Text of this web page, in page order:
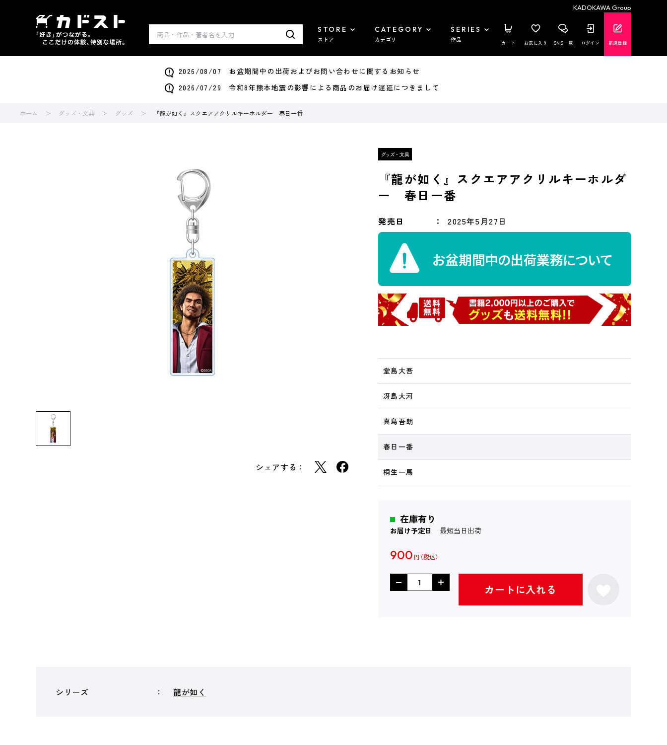
KADOKAWA Group
STORE
ストア
CATEGORY
カテゴリ
SERIES
作品 カート お気に入り SNS一覧 ログイン 新規登録
2026/08/07 お盆期間中の出荷およびお問い合わせに関するお知らせ
2026/07/29 令和8年熊本地震の影響による商品のお届け遅延につきまして
ホーム グッズ・文具 グッズ 『龍が如く』スクエアアクリルキーホルダー 春日一番
シェアする：
『龍が如く』スクエアアクリルキーホルダ
ー 春日一番
発売日 2025年5月27日
堂島大吾
冴島大河
真島吾朗
春日一番
桐生一馬
在庫有り
お届け予定日 最短当日出荷
900 円
カートに入れる
シリーズ 龍が如く